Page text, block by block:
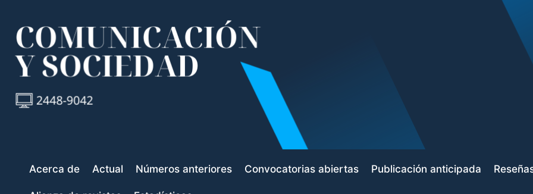
Acerca de Actual Números anteriores Convocatorias abiertas Publicación anticipada